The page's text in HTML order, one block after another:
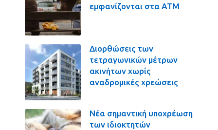
εμφανίζονται στα ΑΤΜ
Διορθώσεις των
τετραγωνικών μέτρων
ακινήτων χωρίς
αναδρομικές χρεώσεις
Νέα σημαντική υποχρέωση
των ιδιοκτητών